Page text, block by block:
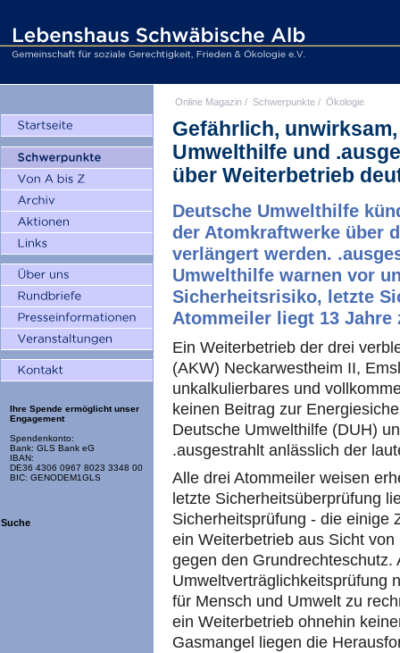
Ihre Spende ermöglicht unser
Engagement
Spendenkonto:
Bank: GLS Bank eG
IBAN:
DE36 4306 0967 8023 3348 00
BIC: GENODEM1GLS
Suche
Online Magazin / Schwerpunkte / Ökologie
Gefährlich,
Umwelthilfe und
über Weiterbetrieb
Deutsche Umwelthilfe
der Atomkraftwerke über
verlängert werden.
Umwelthilfe warnen vor
Sicherheitsrisiko, letzte
Atommeiler liegt 13 Jahre
Ein Weiterbetrieb der drei
(AKW) Neckarwestheim II,
unkalkulierbares und
keinen Beitrag zur
Deutsche Umwelthilfe (DUH)
.ausgestrahlt anlässlich der
Alle drei Atommeiler weisen
letzte Sicherheitsüberprüfung
Sicherheitsprüfung - die einige
ein Weiterbetrieb aus Sicht
gegen den Grundrechteschutz.
Umweltverträglichkeitsprüfung
für Mensch und Umwelt zu
ein Weiterbetrieb ohnehin
Gasmangel liegen die